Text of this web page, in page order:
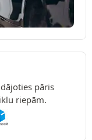
pāris
riepām.